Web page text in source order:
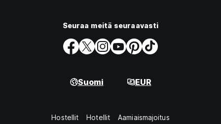
Seuraa meitä seuraavasti
Suomi EUR
Hostellit Hotellit Aamiaismajoitus